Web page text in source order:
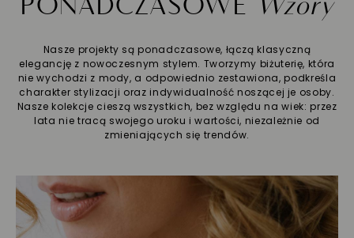
PONADCZASOWE Wzory
Nasze projekty są ponadczasowe, łączą klasyczną
elegancję z nowoczesnym stylem. Tworzymy biżuterię, która
nie wychodzi z mody, a odpowiednio zestawiona, podkreśla
charakter stylizacji oraz indywidualność noszącej je osoby.
Nasze kolekcje cieszą wszystkich, bez względu na wiek: przez
lata nie tracą swojego uroku i wartości, niezależnie od
zmieniających się trendów.